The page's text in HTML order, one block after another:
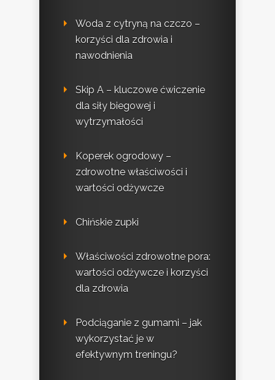
Woda z cytryną na czczo –
korzyści dla zdrowia i
nawodnienia
Skip A – kluczowe ćwiczenie
dla siły biegowej i
wytrzymałości
Koperek ogrodowy –
zdrowotne właściwości i
wartości odżywcze
Chińskie zupki
Właściwości zdrowotne pora:
wartości odżywcze i korzyści
dla zdrowia
Podciąganie z gumami – jak
wykorzystać je w
efektywnym treningu?